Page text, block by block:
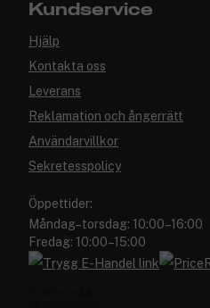
Kundservice
Hjälp
Kontakta oss
Leverans
Reklamation och ångerrätt
Användarvillkor
Sekretesspolicy
Öppettider:
Måndag–torsdag: 10:00–16:00
Fredag: 10:00–15:00